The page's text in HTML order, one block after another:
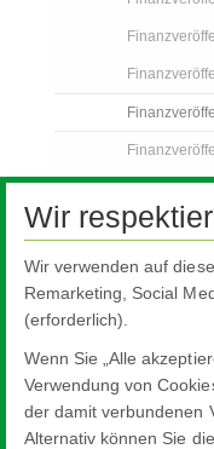
Archiv
Pilkington
Pilkington
Zertifizierungen
Ansprechpartner
Wir
Wir verwenden auf
Remarketing, Social
(erforderlich).
Wenn Sie „Alle
Verwendung von
der damit verbundenen
Alternativ können Sie